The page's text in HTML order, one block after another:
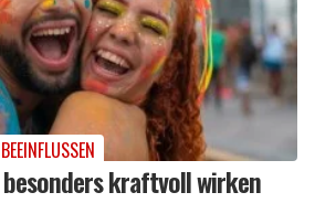
kraftvoll wirken